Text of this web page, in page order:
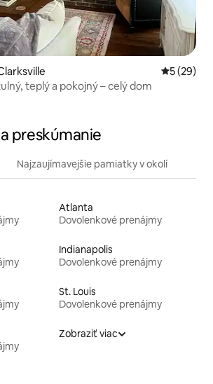
5 (29)
teplý a pokojný – celý dom
preskúmanie
Najzaujímavejšie pamiatky v okolí
Atlanta
Dovolenkové prenájmy
Indianapolis
Dovolenkové prenájmy
St. Louis
Dovolenkové prenájmy
Zobraziť viac